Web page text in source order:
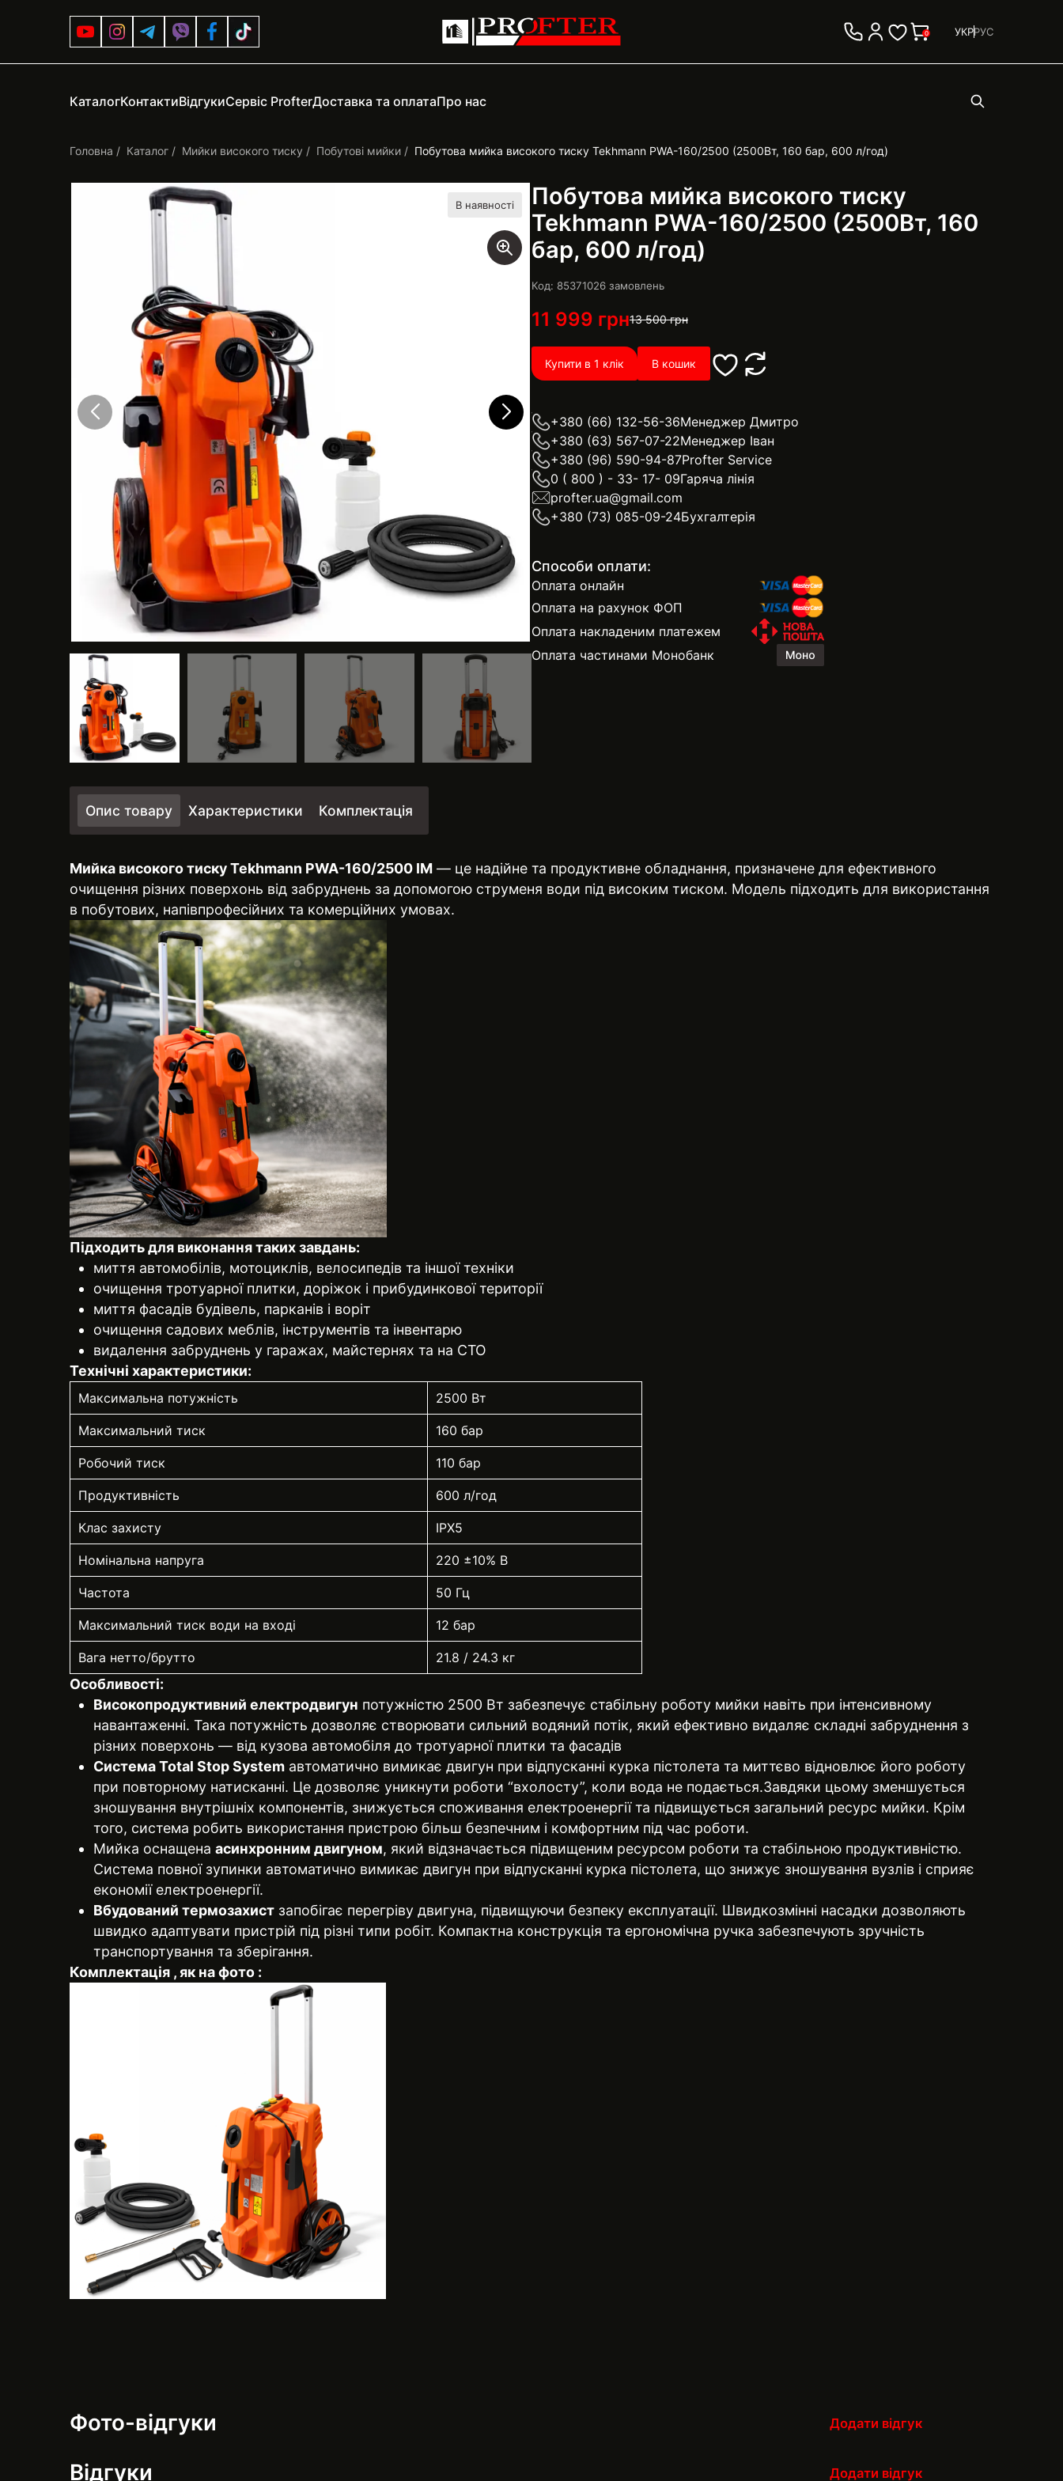
0 УКРРУС
КаталогКонтактиВідгукиСервіс ProfterДоставка та оплатаПро нас
Головна Каталог Мийки високого тиску Побутові мийки Побутова мийка високого тиску Tekhmann PWA-160/2500 (2500Вт, 160 бар, 600 л/год)
В наявності
Побутова мийка високого тиску
Tekhmann PWA-160/2500 (2500Вт, 160
бар, 600 л/год)
Код: 85371026 замовлень
11 999 грн13 500грн
Купити в 1 клік В кошик
+380 (66) 132-56-36Менеджер Дмитро
+380 (63) 567-07-22Менеджер Іван
+380 (96) 590-94-87Profter Service
0 ( 800 ) - 33- 17- 09Гаряча лінія
profter.ua@gmail.com
+380 (73) 085-09-24Бухгалтерія
Способи оплати:
Оплата онлайн
Оплата на рахунок ФОП
Оплата накладеним платежем
Оплата частинами Монобанк
Опис товару Характеристики Комплектація
Мийка високого тиску Tekhmann PWA-160/2500 IM — це надійне та продуктивне обладнання, призначене для ефективного
очищення різних поверхонь від забруднень за допомогою струменя води під високим тиском. Модель підходить для використання
в побутових, напівпрофесійних та комерційних умовах.
Підходить для виконання таких завдань:
миття автомобілів, мотоциклів, велосипедів та іншої техніки
очищення тротуарної плитки, доріжок і прибудинкової території
миття фасадів будівель, парканів і воріт
очищення садових меблів, інструментів та інвентарю
видалення забруднень у гаражах, майстернях та на СТО
Технічні характеристики:
Максимальна потужність 2500 Вт
Максимальний тиск 160 бар
Робочий тиск 110 бар
Продуктивність 600 л/год
Клас захисту IPX5
Номінальна напруга 220 ±10% В
Частота 50 Гц
Максимальний тиск води на вході 12 бар
Вага нетто/брутто 21.8 / 24.3 кг
Особливості:
Високопродуктивний електродвигун потужністю 2500 Вт забезпечує стабільну роботу мийки навіть при інтенсивному
навантаженні. Така потужність дозволяє створювати сильний водяний потік, який ефективно видаляє складні забруднення з
різних поверхонь — від кузова автомобіля до тротуарної плитки та фасадів
Система Total Stop System автоматично вимикає двигун при відпусканні курка пістолета та миттєво відновлює його роботу
при повторному натисканні. Це дозволяє уникнути роботи “вхолосту”, коли вода не подається.Завдяки цьому зменшується
зношування внутрішніх компонентів, знижується споживання електроенергії та підвищується загальний ресурс мийки. Крім
того, система робить використання пристрою більш безпечним і комфортним під час роботи.
Мийка оснащена асинхронним двигуном, який відзначається підвищеним ресурсом роботи та стабільною продуктивністю.
Система повної зупинки автоматично вимикає двигун при відпусканні курка пістолета, що знижує зношування вузлів і сприяє
економії електроенергії.
Вбудований термозахист запобігає перегріву двигуна, підвищуючи безпеку експлуатації. Швидкозмінні насадки дозволяють
швидко адаптувати пристрій під різні типи робіт. Компактна конструкція та ергономічна ручка забезпечують зручність
транспортування та зберігання.
Комплектація , як на фото :
Фото-відгуки Додати відгук
Відгуки Додати відгук